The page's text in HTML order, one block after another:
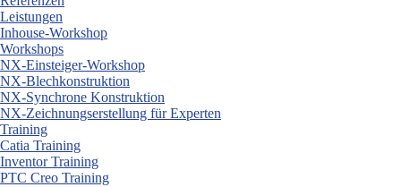
Leistungen
Inhouse-Workshop
Workshops
NX-Einsteiger-Workshop
NX-Blechkonstruktion
NX-Synchrone Konstruktion
NX-Zeichnungserstellung für Experten
Training
Catia Training
Inventor Training
PTC Creo Training